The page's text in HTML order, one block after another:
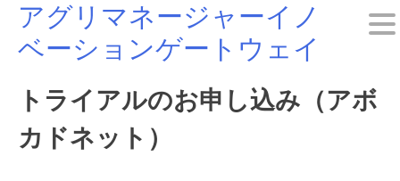
Skipアグリマネージャーイノ
ベーションゲートウェイ
トライアルのお申し込み（アボ
カドネット）